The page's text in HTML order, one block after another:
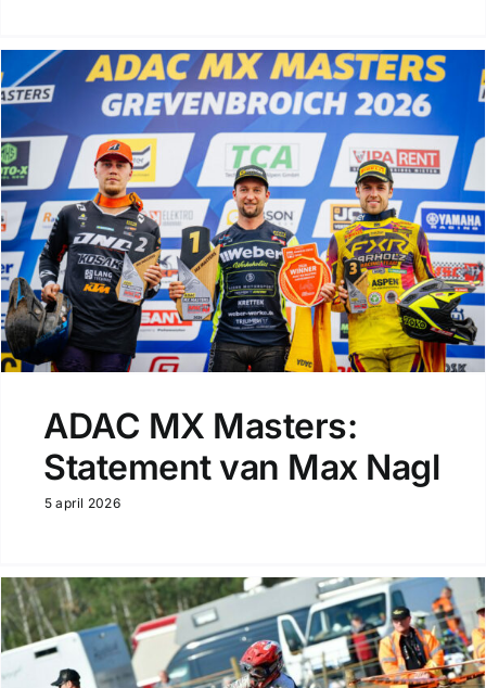
ADAC MX Masters:
Statement van Max Nagl
5 april 2026